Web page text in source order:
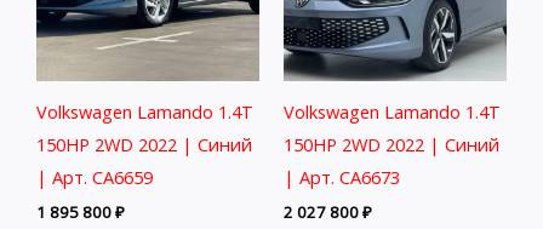
Volkswagen Lamando 1.4T
150HP 2WD 2022 | Синий
| Арт. CA6659
1 895 800₽
Volkswagen Lamando 1.4T
150HP 2WD 2022 | Синий
| Арт. CA6673
2 027 800₽